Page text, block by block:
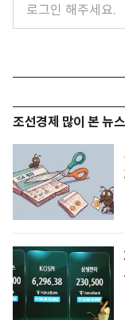
조선경제 많이 본 뉴스